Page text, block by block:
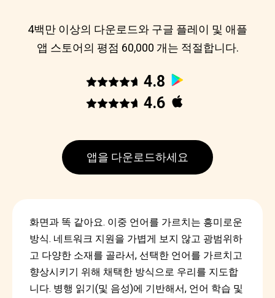
4백만 이상의 다운로드와 구글 플레이 및 애플
앱 스토어의 평점 60,000 개는 적절합니다.
4.8
4.6
앱을 다운로드하세요
화면과 똑 같아요. 이중 언어를 가르치는 흥미로운
방식. 네트워크 지원을 가볍게 보지 않고 광범위하
고 다양한 소재를 골라서, 선택한 언어를 가르치고
향상시키기 위해 채택한 방식으로 우리를 지도합
니다. 병행 읽기(및 음성)에 기반해서, 언어 학습 및